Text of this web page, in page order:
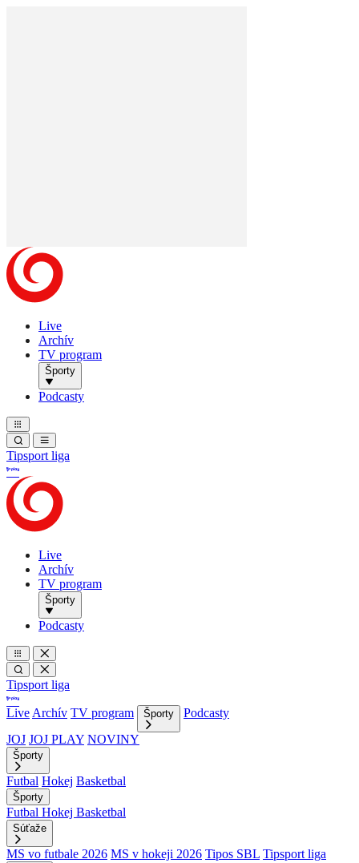
Live
Archív
TV program
Športy
Podcasty
Tipsport liga
Live
Archív
TV program
Športy
Podcasty
Tipsport liga
Live Archív TV program Športy
Podcasty
JOJ JOJ PLAY NOVINY
Športy
Futbal Hokej Basketbal
Športy
Futbal Hokej Basketbal
Súťaže
MS vo futbale 2026 MS v hokeji 2026 Tipos SBL Tipsport liga